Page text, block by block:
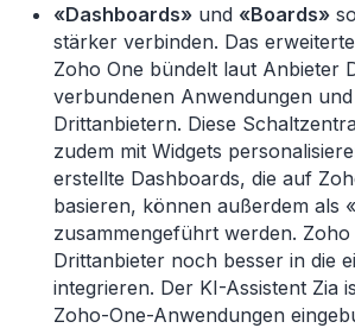
«Dashboards» und «Boards»
stärker verbinden. Das
Zoho One bündelt laut Anbieter
verbundenen Anwendungen
Drittanbietern. Diese
zudem mit Widgets
erstellte Dashboards, die auf
basieren, können außerdem als «
zusammengeführt werden.
Drittanbieter noch besser in die
integrieren. Der KI-Assistent Zia
Zoho-One-Anwendungen